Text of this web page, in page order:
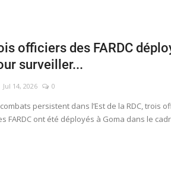
officiers des FARDC
surveiller...
Jul 14, 2026 0
persistent dans l’Est de la RDC, trois
FARDC ont été déployés à Goma dans le